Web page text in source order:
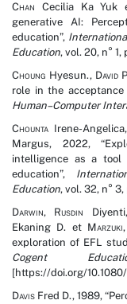
Chan Cecilia Ka Yuk
generative AI:
education”,
Education, vol. 20, n° 1,
Choung Hyesun., David
role in the acceptance
Human–Computer
Chounta Irene-Angelica,
Margus, 2022,
intelligence as a tool
education”,
Education, vol. 32, n°
Darwin, Rusdin
Ekaning D. et Marzuki
exploration of EFL
Cogent
[https://doi.org/
Davis Fred D., 1989,